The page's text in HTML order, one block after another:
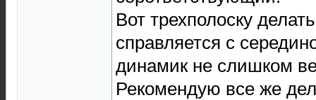
Вот трехполоску
справляется с
динамик не слишком
Рекомендую все же